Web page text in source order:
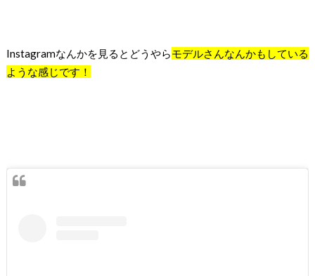
Instagramなんかを見るとどうやらモデルさんなんかもしている
ような感じです！